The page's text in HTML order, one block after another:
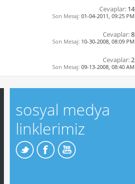
Cevaplar: 14
Son Mesaj: 01-04-2011, 09:25 PM
Cevaplar:8
Son Mesaj: 10-30-2008, 08:09 PM
Cevaplar:2
Son Mesaj: 09-13-2008, 08:40 AM
sosyal medya
linklerimiz